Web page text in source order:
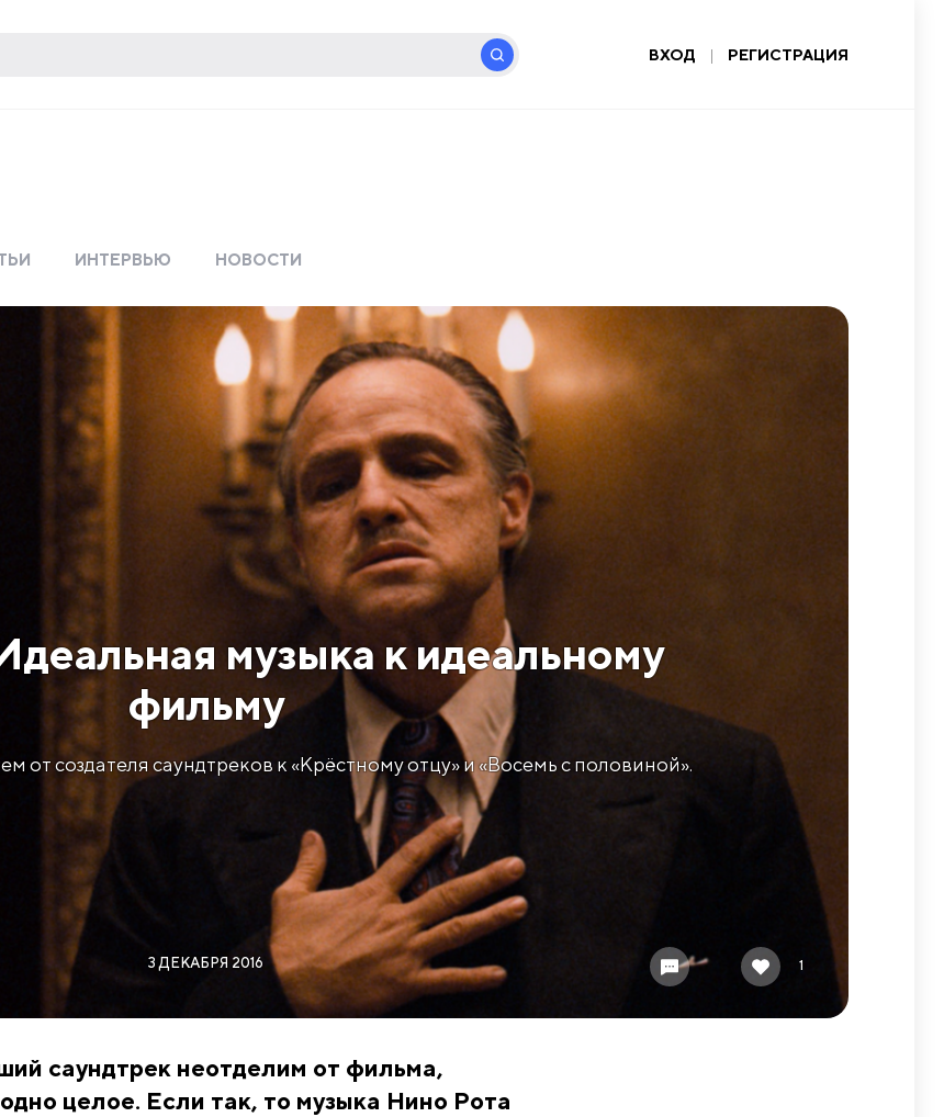
ВХОД | РЕГИСТРАЦИЯ
ИНТЕРВЬЮ НОВОСТИ
музыка к идеальному
фильму
от создателя саундтреков к «Крёстному отцу» и «Восемь с половиной».
3 ДЕКАБРЯ 2016 1
саундтрек неотделим от фильма,
целое. Если так, то музыка Нино Рота